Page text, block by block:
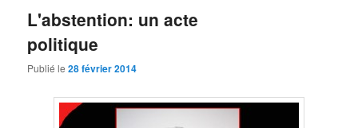
L'abstention: un acte
politique
Publié le28 février 2014